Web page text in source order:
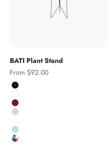
BATI Plant Stand
Sale price
From $92.00
Colour
Black
White
Burgundy
Salmon pink
Kobalt
Pistachio
Custom RAL colour